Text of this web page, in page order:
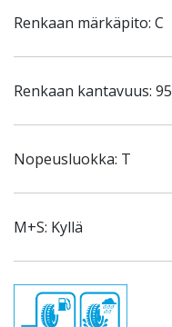
Renkaan märkäpito: C
Renkaan kantavuus: 95
Nopeusluokka: T
M+S: Kyllä